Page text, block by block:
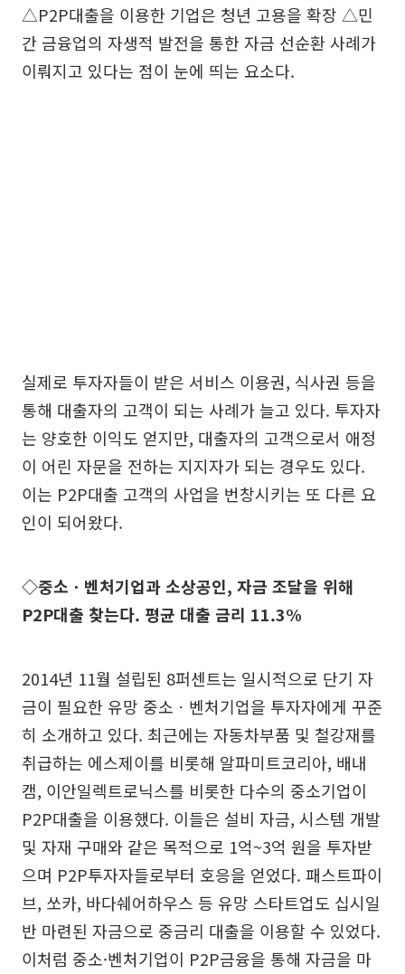
△P2P대출을 이용한 기업은 청년 고용을 확장 △민
간 금융업의 자생적 발전을 통한 자금 선순환 사례가
이뤄지고 있다는 점이 눈에 띄는 요소다.
실제로 투자자들이 받은 서비스 이용권, 식사권 등을
통해 대출자의 고객이 되는 사례가 늘고 있다. 투자자
는 양호한 이익도 얻지만, 대출자의 고객으로서 애정
이 어린 자문을 전하는 지지자가 되는 경우도 있다.
이는 P2P대출 고객의 사업을 번창시키는 또 다른 요
인이 되어왔다.
◇중소ㆍ벤처기업과 소상공인, 자금 조달을 위해
P2P대출 찾는다. 평균 대출 금리 11.3%
2014년 11월 설립된 8퍼센트는 일시적으로 단기 자
금이 필요한 유망 중소ㆍ벤처기업을 투자자에게 꾸준
히 소개하고 있다. 최근에는 자동차부품 및 철강재를
취급하는 에스제이를 비롯해 알파미트코리아, 배내
캠, 이안일렉트로닉스를 비롯한 다수의 중소기업이
P2P대출을 이용했다. 이들은 설비 자금, 시스템 개발
및 자재 구매와 같은 목적으로 1억~3억 원을 투자받
으며 P2P투자자들로부터 호응을 얻었다. 패스트파이
브, 쏘카, 바다쉐어하우스 등 유망 스타트업도 십시일
반 마련된 자금으로 중금리 대출을 이용할 수 있었다.
이처럼 중소·벤처기업이 P2P금융을 통해 자금을 마